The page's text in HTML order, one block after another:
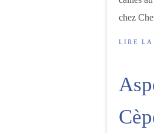
chez
LIRE LA